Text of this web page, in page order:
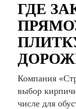
ГДЕ
Компания
выбор
числе для